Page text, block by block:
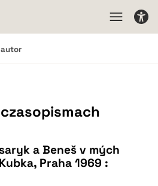
autor
a Beneš v mých
Praha 1969 :